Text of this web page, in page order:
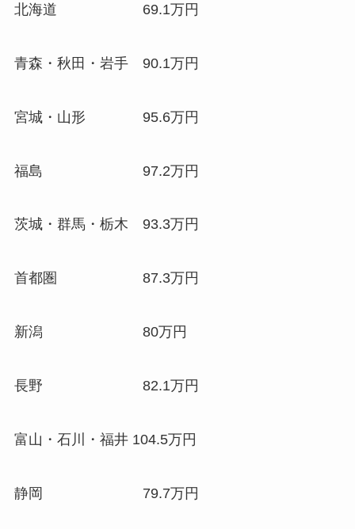
北海道 69.1万円
青森・秋田・岩手 90.1万円
宮城・山形 95.6万円
福島 97.2万円
茨城・群馬・栃木 93.3万円
首都圏 87.3万円
新潟 80万円
長野 82.1万円
富山・石川・福井 104.5万円
静岡 79.7万円